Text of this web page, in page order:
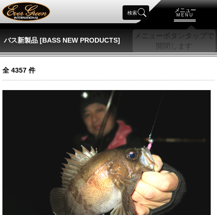
メニュー
MENU
検索
バス新製品 [BASS NEW PRODUCTS]
全 4357 件